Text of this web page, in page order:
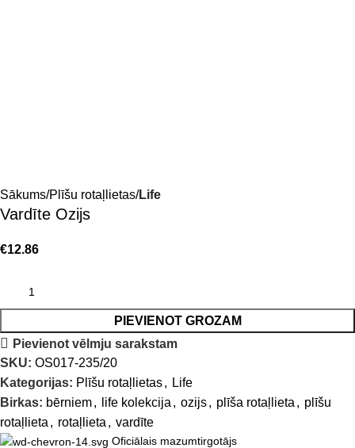
Sākums Plīšu rotaļlietas Life
Vardīte Ozijs
€12.86
PIEVIENOT GROZAM
Pievienot vēlmju sarakstam
SKU: OS017-235/20
Kategorijas: Plīšu rotaļlietas, Life
Birkas: bērniem, life kolekcija , ozijs, plīša rotaļlieta , plīšu
rotaļlieta , rotaļlieta , vardīte
Oficiālais mazumtirgotājs